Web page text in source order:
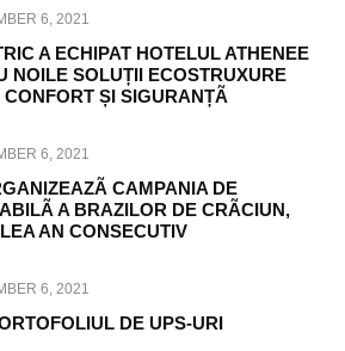
6, 2021
A ECHIPAT HOTELUL ATHENEE
NOILE SOLUȚII ECOSTRUXURE
ȘI SIGURANȚÃ
6, 2021
CAMPANIA DE
A BRAZILOR DE CRÃCIUN,
AN CONSECUTIV
6, 2021
DE UPS-URI